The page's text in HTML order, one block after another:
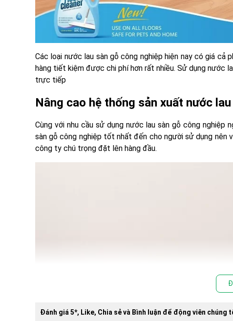
Các loại nước lau sàn gỗ công nghiệp hiện nay có giá cả
hàng tiết kiệm được chi phí hơn rất nhiều. Sử dụng nước
trực tiếp
Nâng cao hệ thống sản xuất nước
Cùng với nhu cầu sử dụng nước lau sàn gỗ công
sàn gỗ công nghiệp tốt nhất đến cho người sử dụng nên
công ty chú trọng đặt lên hàng đầu.
Đánh giá 5*, Like, Chia sẻ và Bình luận để động viên chúng